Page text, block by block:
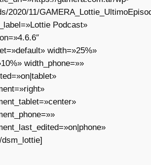
2020/11/
Podcast»
width=»25%»
width_phone=»»